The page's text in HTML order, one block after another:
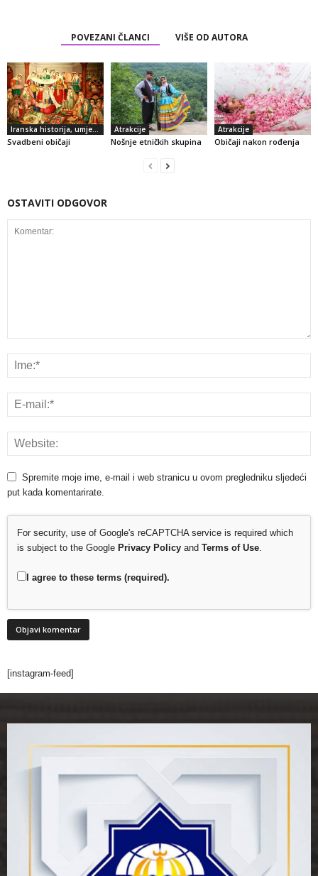
POVEZANI ČLANCI VIŠE OD AUTORA
Svadbeni običaji
Atrakcije
Nošnje etničkih skupina
Atrakcije
Običaji nakon rođenja
OSTAVITI ODGOVOR
Spremite moje ime, e-mail i web stranicu u ovom pregledniku sljedeći
put kada komentarirate.
For security, use of Google's reCAPTCHA service is required which
is subject to the Google Privacy Policy and Terms of Use
I agree to these terms (required).
[instagram-feed]